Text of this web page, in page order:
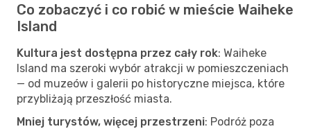
Co zobaczyć i co robić w mieście Waiheke
Island
Kultura jest dostępna przez cały rok: Waiheke
Island ma szeroki wybór atrakcji w pomieszczeniach
— od muzeów i galerii po historyczne miejsca, które
przybliżają przeszłość miasta.
Mniej turystów, więcej przestrzeni: Podróż poza